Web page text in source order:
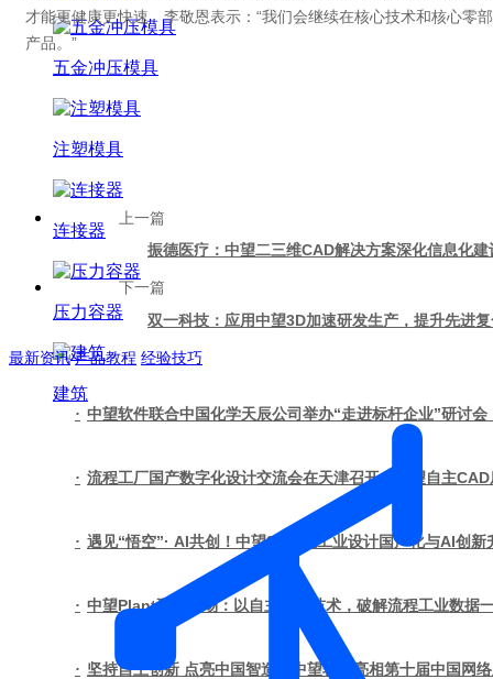
五金冲压模具
注塑模具
连接器
压力容器
建筑
才能更健康更快速。李敬恩表示：“我们会继续在核心技术和核心
产品。”
上一篇
振德医疗：中望二三维CAD解决方案深化信息化
下一篇
双一科技：应用中望3D加速研发生产，提升先进
最新资讯 产品教程 经验技巧
· 中望软件联合中国化学天辰公司举办“走进标杆企业”研讨
· 流程工厂国产数字化设计交流会在天津召开，中望自主
· 遇见“悟空”· AI共创！中望3D赋能工业设计国产化与AI创新
· 中望Plant硬核登场：以自主核心技术，破解流程工业数据
· 坚持自主创新 点亮中国智造｜中望软件亮相第十届中国网